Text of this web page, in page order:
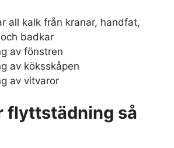
all kalk från kranar, handfat,
badkar
av fönstren
av köksskåpen
av vitvaror
flyttstädning så